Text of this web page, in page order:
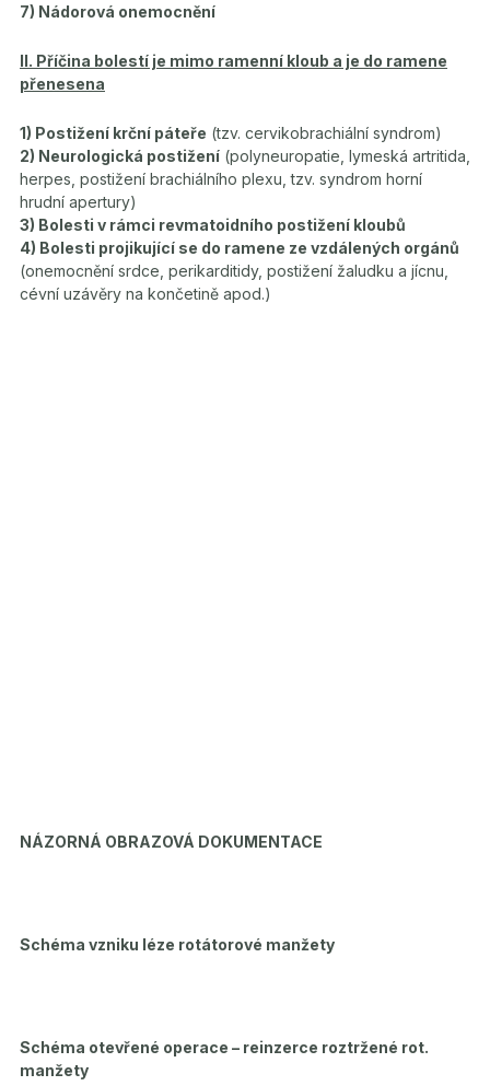
7) Nádorová onemocnění
II. Příčina bolestí je mimo ramenní kloub a je do ramene
přenesena
1) Postižení krční páteře (tzv. cervikobrachiální syndrom)
2) Neurologická postižení (polyneuropatie, lymeská artritida,
herpes, postižení brachiálního plexu, tzv. syndrom horní
hrudní apertury)
3) Bolesti v rámci revmatoidního postižení kloubů
4) Bolesti projikující se do ramene ze vzdálených orgánů
(onemocnění srdce, perikarditidy, postižení žaludku a jícnu,
cévní uzávěry na končetině apod.)
NÁZORNÁ OBRAZOVÁ DOKUMENTACE
Schéma vzniku léze rotátorové manžety
Schéma otevřené operace – reinzerce roztržené rot.
manžety